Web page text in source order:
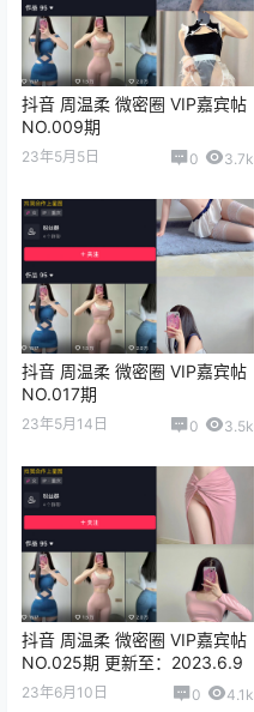
抖音 周温柔 微密圈 VIP嘉宾帖
NO.009期
23年5月5日 0 3.7k
抖音 周温柔 微密圈 VIP嘉宾帖
NO.017期
23年5月14日 0 3.5k
抖音 周温柔 微密圈 VIP嘉宾帖
NO.025期 更新至：2023.6.9
23年6月10日 0 4.1k